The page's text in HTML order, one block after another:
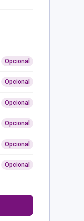
Opcional
Opcional
Opcional
Opcional
Opcional
Opcional